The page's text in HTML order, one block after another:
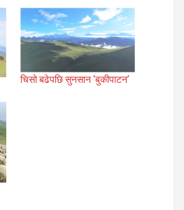
चिसो बढेपछि सुनसान ‘बुकीपाटन’